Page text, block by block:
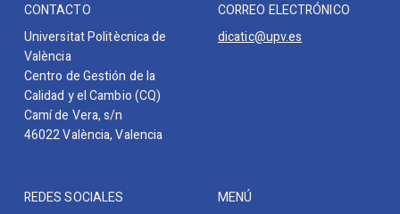
CONTACTO
Universitat Politècnica de
València
Centro de Gestión de la
Calidad y el Cambio (CQ)
Camí de Vera, s/n
46022 València, Valencia
CORREO ELECTRÓNICO
dicatic@upv.es
REDES SOCIALES
MENÚ